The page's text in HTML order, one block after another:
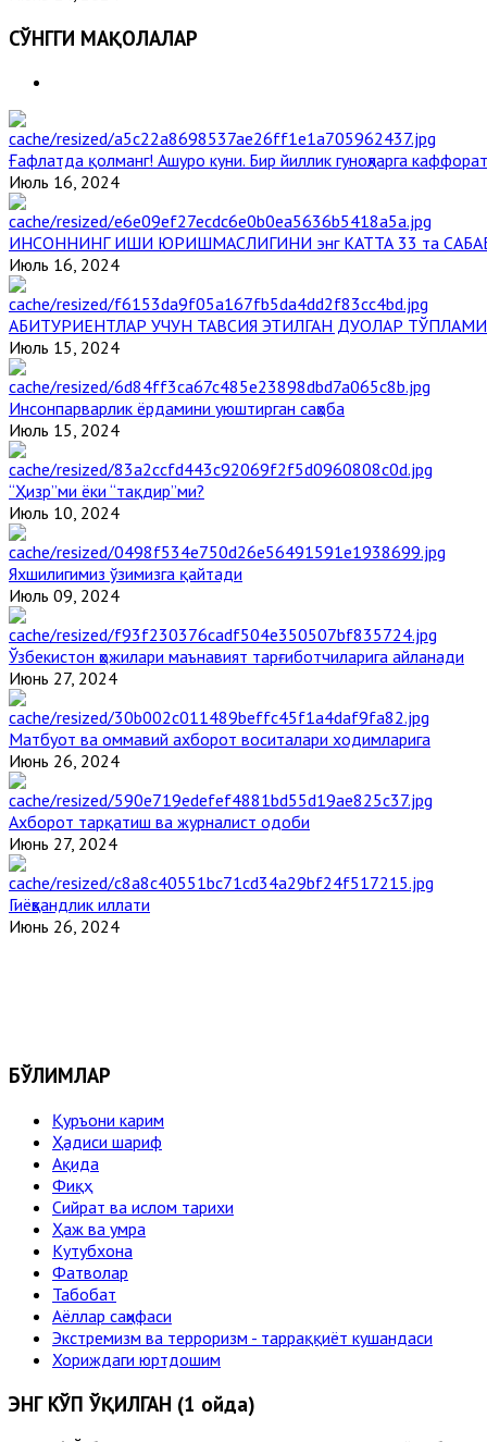
СЎНГГИ МАҚОЛАЛАР
Ғафлатда қолманг! Ашуро куни. Бир йиллик гуноҳларга
Июль 16, 2024
ИНСОННИНГ ИШИ ЮРИШМАСЛИГИНИ энг КАТТА 33 та
Июль 16, 2024
АБИТУРИЕНТЛАР УЧУН ТАВСИЯ ЭТИЛГАН ДУОЛАР ТЎПЛАМИ
Июль 15, 2024
Инсонпарварлик ёрдамини уюштирган саҳоба
Июль 15, 2024
“Ҳизр”ми ёки “тақдир”ми?
Июль 10, 2024
Яхшилигимиз ўзимизга қайтади
Июль 09, 2024
Ўзбекистон ҳожилари маънавият тарғиботчиларига айланади
Июнь 27, 2024
Матбуот ва оммавий ахборот воситалари ходимларига
Июнь 26, 2024
Ахборот тарқатиш ва журналист одоби
Июнь 27, 2024
Гиёҳвандлик иллати
Июнь 26, 2024
БЎЛИМЛАР
Қуръони карим
Ҳадиси шариф
Ақида
Фиқҳ
Сийрат ва ислом тарихи
Ҳаж ва умра
Кутубхона
Фатволар
Табобат
Аёллар саҳифаси
Экстремизм ва терроризм - тарраққиёт кушандаси
Хориждаги юртдошим
ЭНГ КЎП ЎҚИЛГАН (1 ойда)